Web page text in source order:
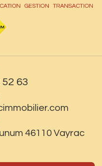
52 63
46110 Vayrac